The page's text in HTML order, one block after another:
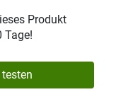
Produkt
Tage!